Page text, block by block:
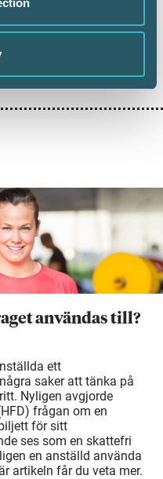
användas till?
ett
saker att tänka på
Nyligen avgjorde
frågan om en
för sitt
ses som en skattefri
en anställd använda
artikeln får du veta mer.